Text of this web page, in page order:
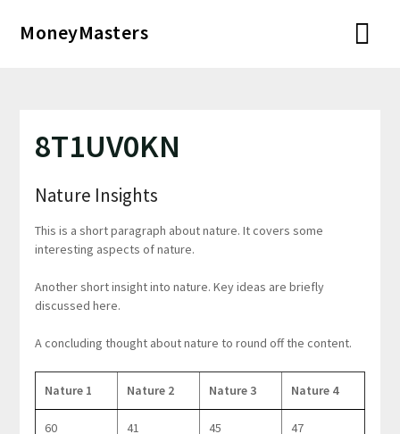
MoneyMasters
8T1UV0KN
Nature Insights
This is a short paragraph about nature. It covers some
interesting aspects of nature.
Another short insight into nature. Key ideas are briefly
discussed here.
A concluding thought about nature to round off the content.
Nature 1 Nature 2 Nature 3 Nature 4
60 41 45 47